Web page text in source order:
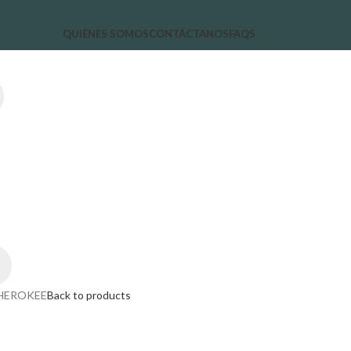
QUIÉNES SOMOSCONTÁCTANOSFAQS
Back to products